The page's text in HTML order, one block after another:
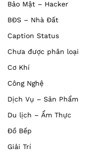
Bảo Mật – Hacker
BĐS – Nhà Đất
Caption Status
Chưa được phân loại
Cơ Khí
Công Nghệ
Dịch Vụ – Sản Phẩm
Du lịch – Ẩm Thực
Đồ Bếp
Giải Trí